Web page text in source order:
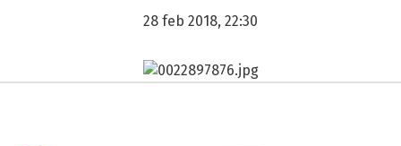
28 feb 2018, 22:30